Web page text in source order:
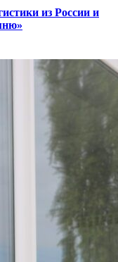
из России и